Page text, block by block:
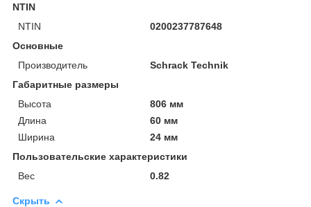
NTIN
NTIN
0200237787648
Основные
Производитель
Schrack Technik
Габаритные размеры
Высота
806 мм
Длина
60 мм
Ширина
24 мм
Пользовательские характеристики
Вес
0.82
Скрыть